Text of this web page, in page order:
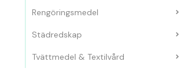
Rengöringsmedel
Städredskap
Tvättmedel & Textilvård